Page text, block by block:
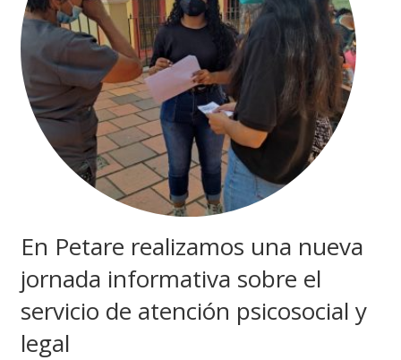
En Petare realizamos una nueva
jornada informativa sobre el
servicio de atención psicosocial y
legal